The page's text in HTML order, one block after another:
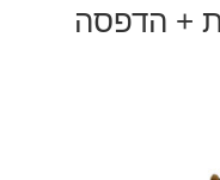
+ הדפסה